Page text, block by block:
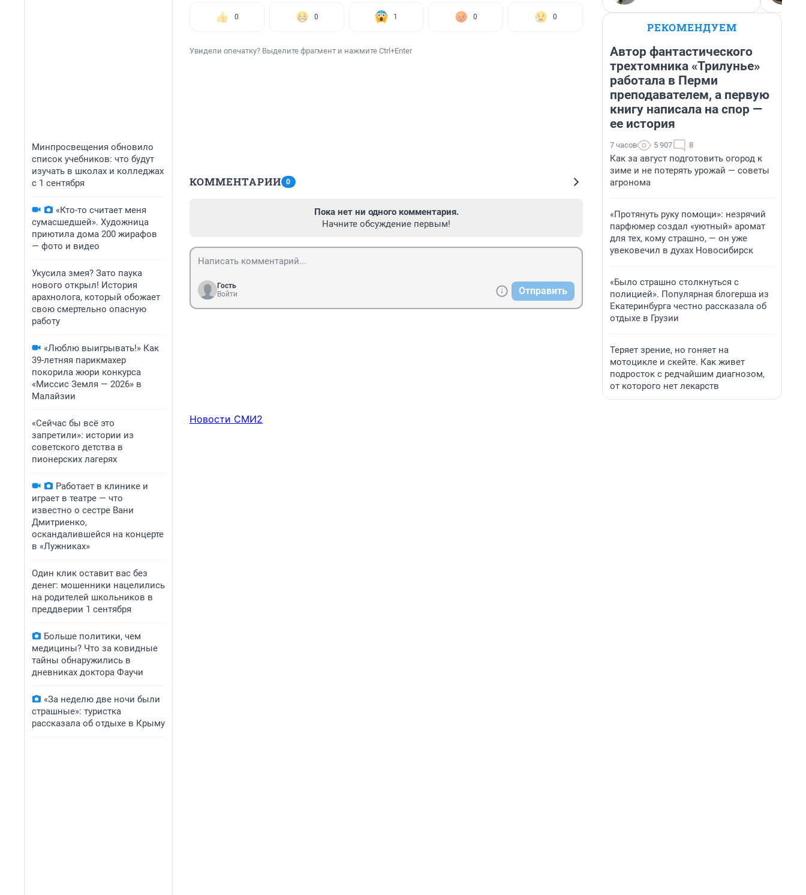
Минпросвещения обновило
список учебников: что будут
изучать в школах и колледжах
с 1 сентября
«Кто-то считает меня
сумасшедшей». Художница
приютила дома 200 жирафов
— фото и видео
Укусила змея? Зато паука
нового открыл! История
арахнолога, который обожает
свою смертельно опасную
работу
«Люблю выигрывать!» Как
39-летняя парикмахер
покорила жюри конкурса
«Миссис Земля — 2026» в
Малайзии
«Сейчас бы всё это
запретили»: истории из
советского детства в
пионерских лагерях
Работает в клинике и
играет в театре — что
известно о сестре Вани
Дмитриенко,
оскандалившейся на концерте
в «Лужниках»
Один клик оставит вас без
денег: мошенники нацелились
на родителей школьников в
преддверии 1 сентября
Больше политики, чем
медицины? Что за ковидные
тайны обнаружились в
дневниках доктора Фаучи
«За неделю две ночи были
страшные»: туристка
рассказала об отдыхе в Крыму
0 0 1 0 0
Увидели опечатку? Выделите фрагмент и нажмите Ctrl+Enter
КОММЕНТАРИИ 0
Пока нет ни одного комментария.
Начните обсуждение первым!
Гость
Войти
Отправить
Новости СМИ2
РЕКОМЕНДУЕМ
Автор фантастического
трехтомника «Трилунье»
работала в Перми
преподавателем, а первую
книгу написала на спор —
ее история
7 часов 5 907 8
Как за август подготовить огород к
зиме и не потерять урожай — советы
агронома
«Протянуть руку помощи»: незрячий
парфюмер создал «уютный» аромат
для тех, кому страшно, — он уже
увековечил в духах Новосибирск
«Было страшно столкнуться с
полицией». Популярная блогерша из
Екатеринбурга честно рассказала об
отдыхе в Грузии
Теряет зрение, но гоняет на
мотоцикле и скейте. Как живет
подросток с редчайшим диагнозом,
от которого нет лекарств